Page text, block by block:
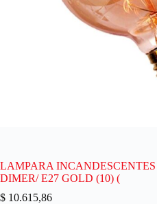
LAMPARA
DIMER/ E27 GOLD (10) (
$ 10.615,86